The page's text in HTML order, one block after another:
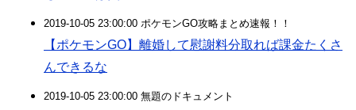
2019-10-05 23:00:00 ポケモンGO攻略まとめ速報！！
【ポケモンGO】離婚して慰謝料分取れば課金たくさ
んできるな
2019-10-05 23:00:00 無題のドキュメント